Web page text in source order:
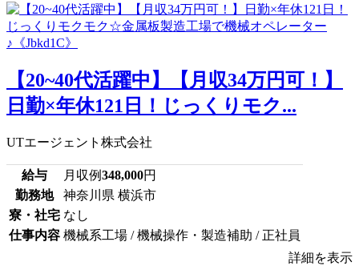
【20~40代活躍中】【月収34万円可！】
日勤×年休121日！じっくりモク...
UTエージェント株式会社
給与 月収例348,000円
勤務地
神奈川県 横浜市
寮・社宅 なし
仕事内容 機械系工場 / 機械操作・製造補助 / 正社員
詳細を表示